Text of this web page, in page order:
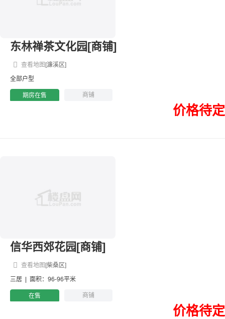
东林禅茶文化园[商铺]
[濂溪区]
查看地图
全部户型
期房在售 商铺
价格待定
信华西郊花园[商铺]
[柴桑区]
查看地图
三居
面积：96-96平米
在售 商铺
价格待定